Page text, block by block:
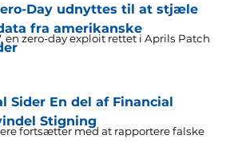
Day udnyttes til at stjæle
fra amerikanske
en zero-day exploit rettet i Aprils Patch
Sider En del af Financial
Stigning
fortsætter med at rapportere falske